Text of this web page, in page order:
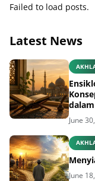
Failed to load posts.
Latest News
June
June